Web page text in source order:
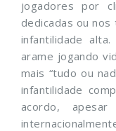
jogadores por
dedicadas ou
infantilidade
arame jogando
mais “tudo ou
infantilidade
acordo,